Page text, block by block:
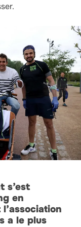
s’est
en
a le plus